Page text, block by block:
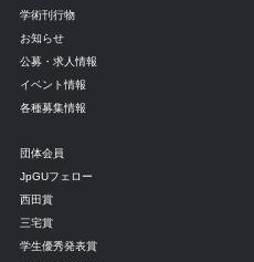
学術刊行物
お知らせ
公募・求人情報
イベント情報
各種募集情報
団体会員
JpGUフェロー
西田賞
三宅賞
学生優秀発表賞